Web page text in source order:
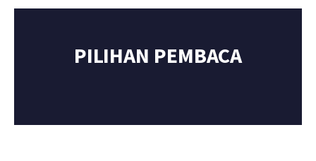
PILIHAN PEMBACA